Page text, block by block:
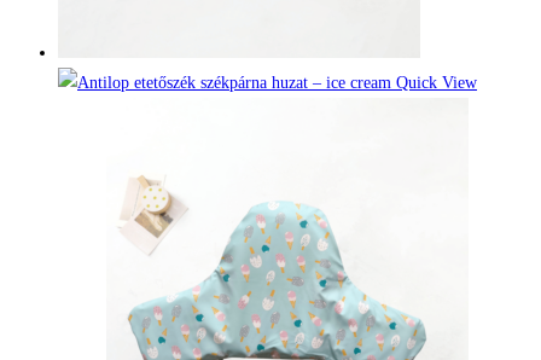
Quick View